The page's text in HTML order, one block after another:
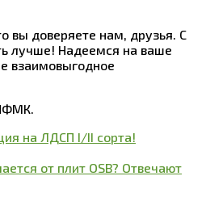
вы доверяете нам, друзья. С
лучше! Надеемся на ваше
взаимовыгодное
на ЛДСП I/II сорта!
от плит OSB? Отвечают